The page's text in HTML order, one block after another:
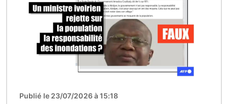
Publié le 23/07/2026 à 15:18